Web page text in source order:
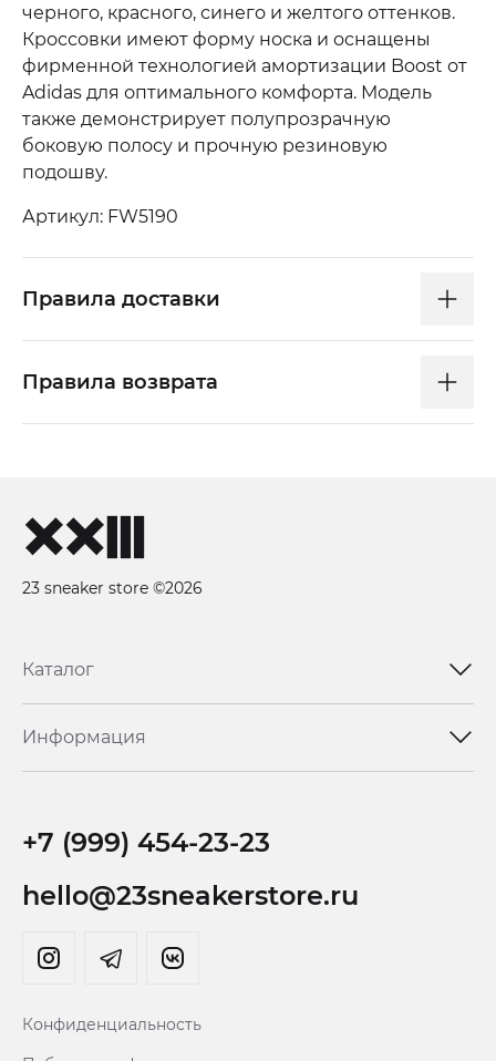
черного, красного, синего и желтого оттенков.
Кроссовки имеют форму носка и оснащены
фирменной технологией амортизации Boost от
Adidas для оптимального комфорта. Модель
также демонстрирует полупрозрачную
боковую полосу и прочную резиновую
подошву.
Артикул: FW5190
Правила доставки
Правила возврата
23 sneaker store ©2026
Каталог
Информация
+7 (999) 454-23-23
hello@23sneakerstore.ru
Конфиденциальность